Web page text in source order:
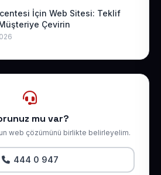
İçin Web Sitesi: Teklif
Çevirin
mu var?
web çözümünü birlikte belirleyelim.
444 0 947